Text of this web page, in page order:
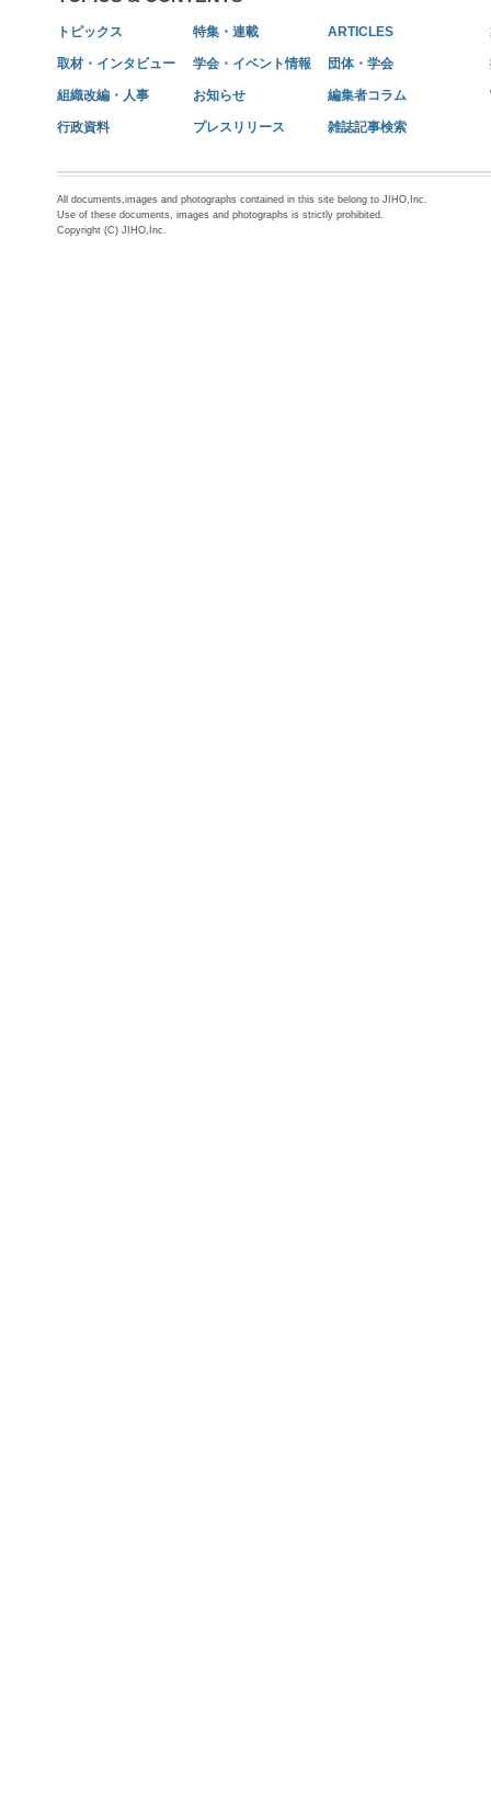
トピックス 特集・連載 ARTICLES
取材・インタビュー 学会・イベント情報 団体・学会
組織改編・人事 お知らせ 編集者コラム
行政資料 プレスリリース 雑誌記事検索
All documents,images and photographs contained in this site belong to JIHO,Inc.
Use of these documents, images and photographs is strictly prohibited.
Copyright (C) JIHO,Inc.